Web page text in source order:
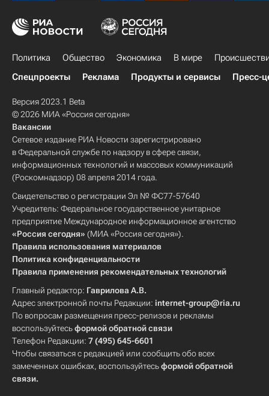
Политика Общество Экономика В мире
Спецпроекты
Реклама Продукты и сервисы Пресс-
Версия 2023.1 Beta
© 2026 МИА «Россия сегодня»
Вакансии
Сетевое издание РИА Новости зарегистрировано
в Федеральной службе по надзору в сфере связи,
информационных технологий и массовых коммуникаций
(Роскомнадзор) 08 апреля 2014 года.
Свидетельство о регистрации Эл № ФС77-57640
Учредитель: Федеральное государственное унитарное
предприятие Международное информационное агентство
«Россия сегодня» (МИА «Россия сегодня»).
Правила использования материалов
Политика конфиденциальности
Правила применения рекомендательных технологий
Главный редактор: Гаврилова А.В.
Адрес электронной почты Редакции: internet-group@ria.ru
По вопросам размещения пресс-релизов и рекламы
воспользуйтесьформой обратной связи
Телефон Редакции: 7 (495) 645-6601
Чтобы связаться с редакцией или сообщить обо всех
замеченных ошибках, воспользуйтесьформой обратной
связи.